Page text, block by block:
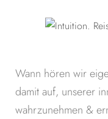
Wann hören wir
damit auf, unserer
wahrzunehmen &